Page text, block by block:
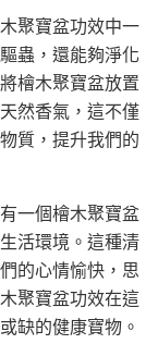
聚寶盆功效中一
蟲，還能夠淨化
檜木聚寶盆放置
然香氣，這不僅
質，提升我們的
一個檜木聚寶盆
活環境。這種清
的心情愉快，思
聚寶盆功效在這
缺的健康寶物。